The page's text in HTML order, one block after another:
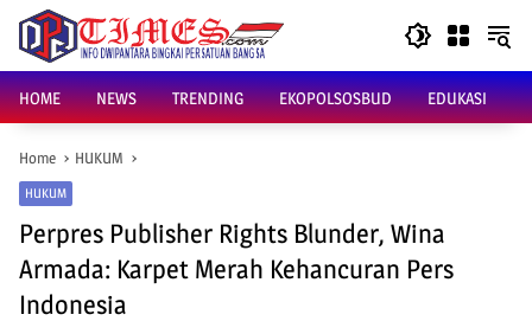
content
HOME
NEWS TRENDING EKOPOLSOSBUD EDUKASI
Home HUKUM
HUKUM
Perpres Publisher Rights Blunder, Wina
Armada: Karpet Merah Kehancuran Pers
Indonesia